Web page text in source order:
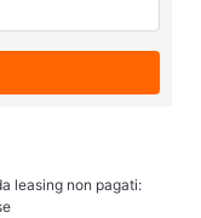
leasing non pagati: